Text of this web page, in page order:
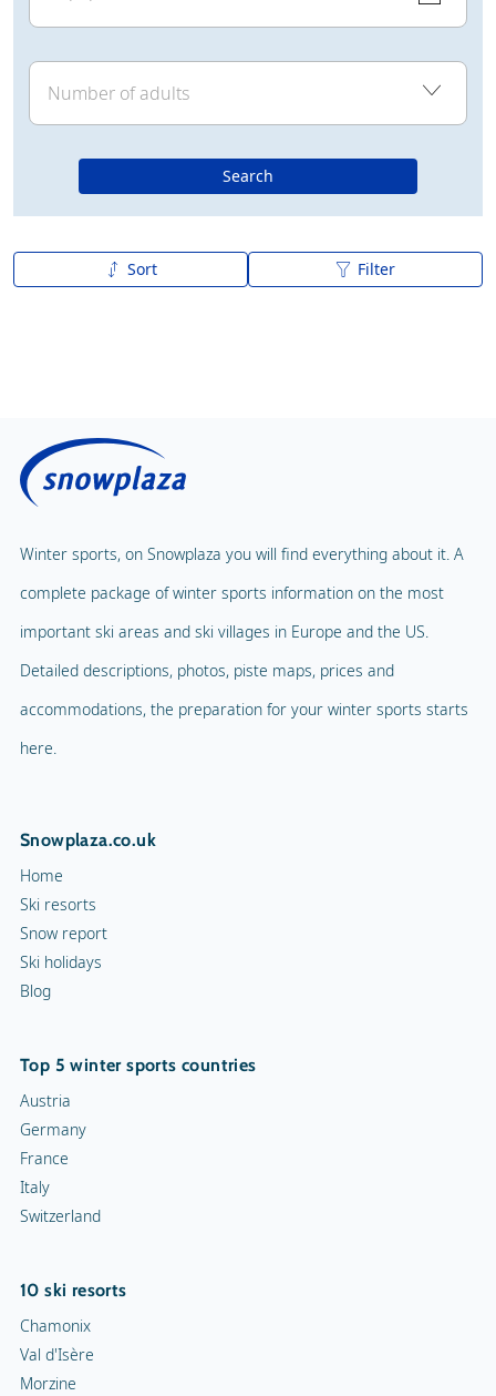
Search
Sort Filter
A to Z
Winter sports, on Snowplaza you will find everything about it. A
complete package of winter sports information on the most
important ski areas and ski villages in Europe and the US.
Detailed descriptions, photos, piste maps, prices and
accommodations, the preparation for your winter sports starts
here.
Snowplaza.co.uk
Home
Ski resorts
Snow report
Ski holidays
Blog
Top 5 winter sports countries
Austria
Germany
France
Italy
Switzerland
10 ski resorts
Chamonix
Val d'Isère
Morzine